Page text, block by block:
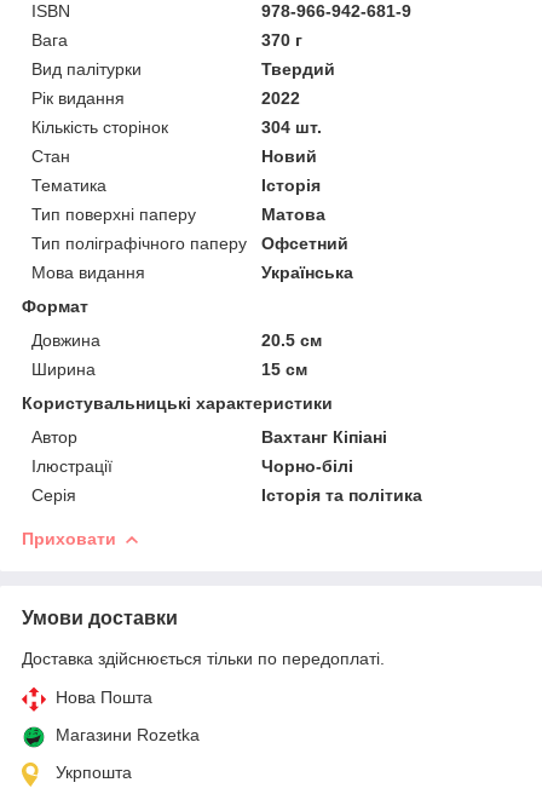
ISBN
978-966-942-681-9
Вага
370 г
Вид палітурки
Твердий
Рік видання
2022
Кількість сторінок
304 шт.
Стан
Новий
Тематика
Історія
Тип поверхні паперу
Матова
Тип поліграфічного паперу
Офсетний
Мова видання
Українська
Формат
Довжина
20.5 см
Ширина
15 см
Користувальницькі характеристики
Автор
Вахтанг Кіпіані
Ілюстрації
Чорно-білі
Серія
Історія та політика
Приховати
Умови доставки
Доставка здійснюється тільки по передоплаті.
Нова Пошта
Магазини Rozetka
Укрпошта